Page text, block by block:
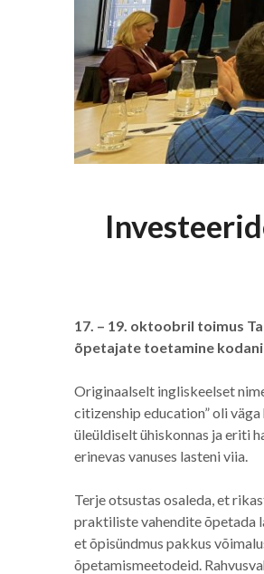
17. – 19. oktoobril toimus
õpetajate toetamine
Originaalselt ingliskeelset
citizenship education” oli
üleüldiselt ühiskonnas ja eriti
erinevas vanuses lasteni viia.
Terje otsustas osaleda, et
praktiliste vahendite õpetada
et õpisündmus pakkus
õpetamismeetodeid.